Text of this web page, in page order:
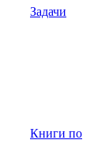
Задачи
Книги по